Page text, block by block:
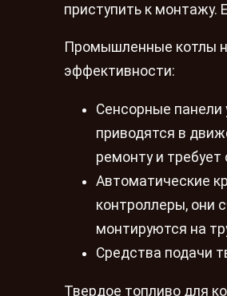
приступить к монтажу.
Промышленные котлы
эффективности:
Сенсорные панели
приводятся в
ремонту и
Автоматические
контроллеры, они
монтируются на
Средства подачи
Твердое топливо для